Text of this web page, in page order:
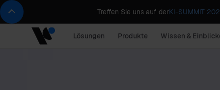
Treffen Sie uns auf derKI-SUMMIT
Lösungen Produkte Wissen &